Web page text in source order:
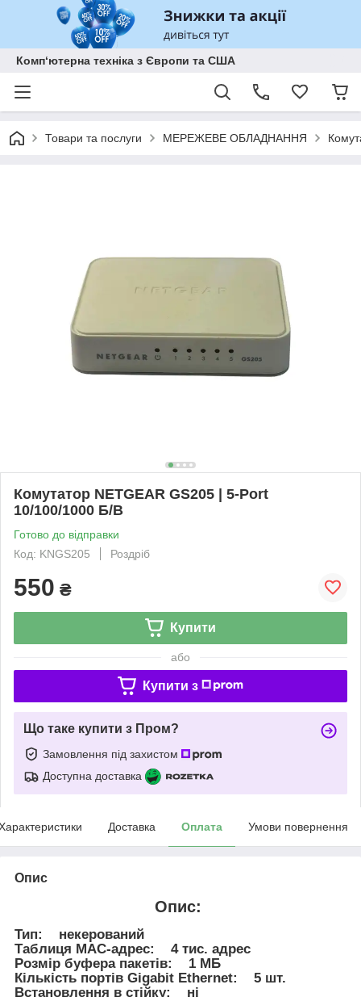
Комп‘ютерна техніка з Європи та США
Товари та послуги МЕРЕЖЕВЕ ОБЛАДНАННЯ
Комутатор NETGEAR GS205 | 5-Port
10/100/1000 Б/В
Готово до відправки
Код: KNGS205
Роздріб
550 ₴
Купити
або
Купити з
Що таке купити з Пром?
Замовлення під захистом
Доступна доставка
Доставка Оплата Умови повернення
Опис
Опис:
Тип: некерований
Таблиця MAC-адрес: 4 тис. адрес
Розмір буфера пакетів: 1 МБ
Кількість портів Gigabit Ethernet: 5 шт.
Встановлення в стійку: ні